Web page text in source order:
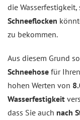
die Wasserfestigkeit,
Schneeflocken
zu bekommen.
Aus diesem Grund
Schneehose für
hohen Werten von
Wasserfestigkeit
dass Sie auch nach